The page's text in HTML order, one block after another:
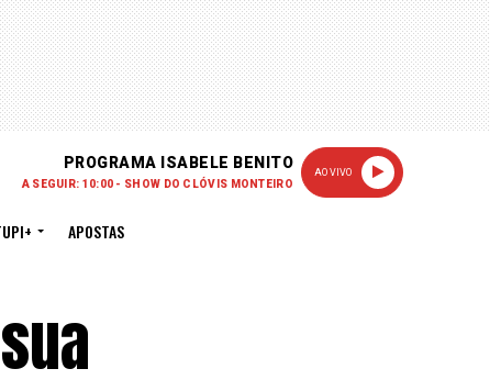
PROGRAMA ISABELE BENITO
A SEGUIR: 10:00 - SHOW DO CLÓVIS MONTEIRO
AO VIVO
APOSTAS